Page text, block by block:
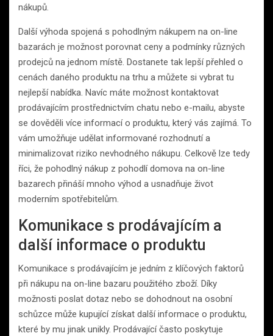
nákupů.
Další výhoda spojená s pohodlným nákupem na on-line
bazarách je možnost porovnat ceny a podmínky různých
prodejců na jednom místě. Dostanete tak lepší přehled o
cenách daného produktu na trhu a můžete si vybrat tu
nejlepší nabídka. Navíc máte možnost kontaktovat
prodávajícím prostřednictvím chatu nebo e-mailu, abyste
se dověděli více informací o produktu, který vás zajímá. To
vám umožňuje udělat informované rozhodnutí a
minimalizovat riziko nevhodného nákupu. Celkově lze tedy
říci, že pohodlný nákup z pohodlí domova na on-line
bazarech přináší mnoho výhod a usnadňuje život
moderním spotřebitelům.
Komunikace s prodávajícím a
další informace o produktu
Komunikace s prodávajícím je jedním z klíčových faktorů
při nákupu na on-line bazaru použitého zboží. Díky
možnosti poslat dotaz nebo se dohodnout na osobní
schůzce může kupující získat další informace o produktu,
které by mu jinak unikly. Prodávající často poskytuje